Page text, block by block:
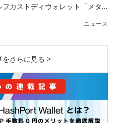
カストディウォレット「メタ…
ニュース
をさらに見る >